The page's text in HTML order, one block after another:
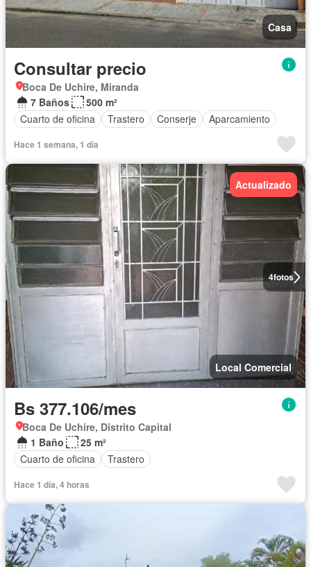
Casa
Consultar precio
Boca De Uchire, Miranda
7 Baños
500 m²
Cuarto de oficina
Trastero Conserje Aparcamiento
Hace 1 semana, 1 día
4fotos
Actualizado
Local Comercial
Bs 377.106/mes
Boca De Uchire, Distrito Capital
1 Baño
25 m²
Cuarto de oficina
Trastero
Hace 1 día, 4 horas